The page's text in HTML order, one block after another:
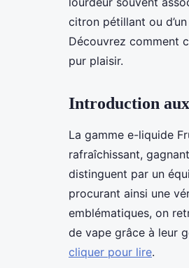
citron pétillant ou
Découvrez comment
pur plaisir.
Introduction
La gamme e-liquide
rafraîchissant,
distinguent par un
procurant ainsi une
emblématiques, on
de vape grâce à leur
cliquer pour lire.